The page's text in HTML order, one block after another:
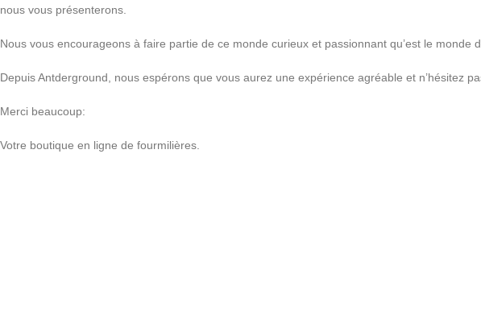
nous vous présenterons.
Nous vous encourageons à faire partie de ce monde curieux et passionnant qu’est le monde
Depuis Antderground, nous espérons que vous aurez une expérience agréable et n’hésitez
Merci beaucoup:
Votre boutique en ligne de fourmilières.